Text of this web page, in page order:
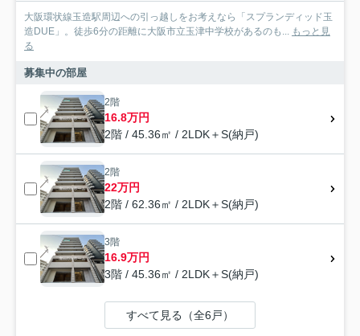
大阪環状線玉造駅周辺への引っ越しをお考えなら「スプランディッド玉
造DUE」。徒歩6分の距離に大阪市立玉津中学校があるのも... もっと見
る
募集中の部屋
2階
16.8万円
2階 / 45.36㎡ / 2LDK＋S(納戸)
2階
22万円
2階 / 62.36㎡ / 2LDK＋S(納戸)
3階
16.9万円
3階 / 45.36㎡ / 2LDK＋S(納戸)
すべて見る（全6戸）